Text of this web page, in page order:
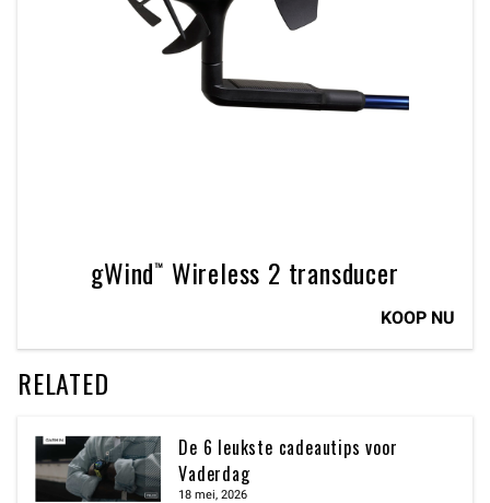
gWind™ Wireless 2 transducer
KOOP NU
RELATED
De 6 leukste cadeautips voor
Vaderdag
18 mei, 2026